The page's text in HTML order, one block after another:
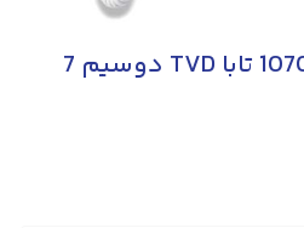
آیفون تصویری 1070/2W تابا TVD دوسیم 7